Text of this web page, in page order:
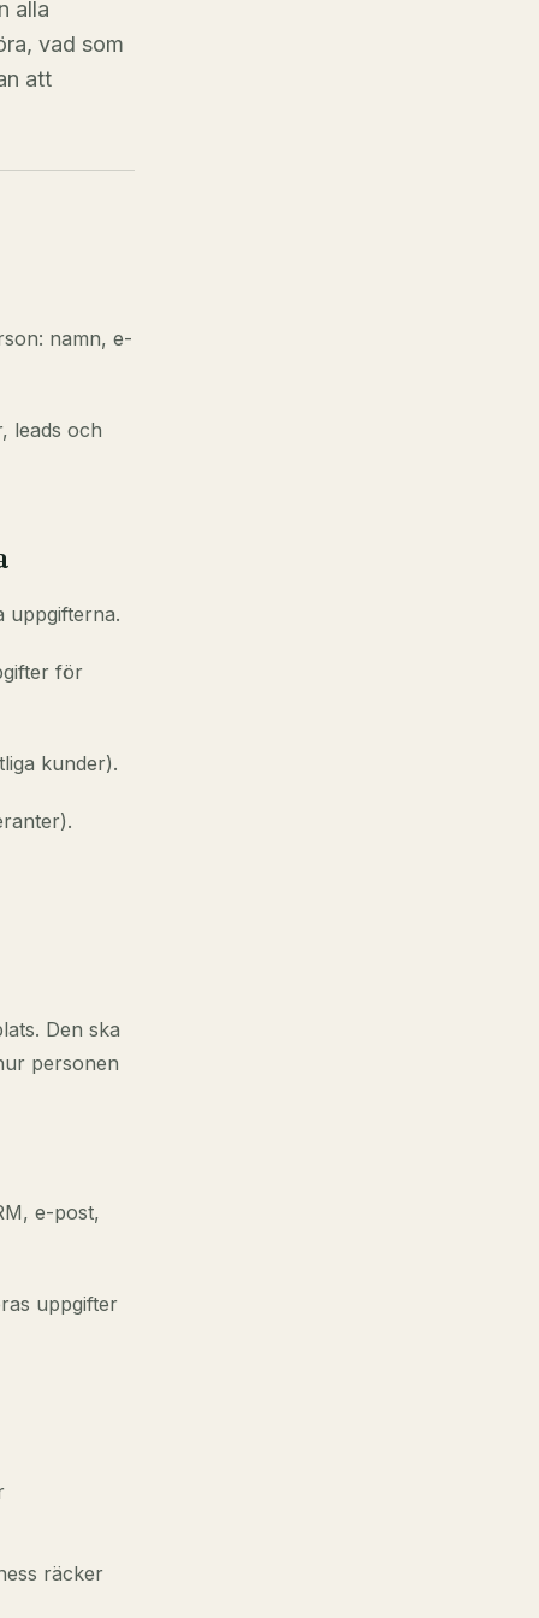
alla
vad som
att
namn, e-
leads och
uppgifterna.
för
kunder).
Den ska
personen
e-post,
uppgifter
räcker